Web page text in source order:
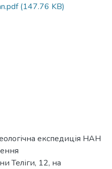
(147.76 KB)
експедиція НАН
Теліги, 12, на